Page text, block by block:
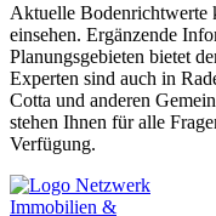
Aktuelle Bodenrichtwerte
einsehen. Ergänzende
Planungsgebieten bietet
Experten sind auch in
Cotta und anderen
stehen Ihnen für alle
Verfügung.